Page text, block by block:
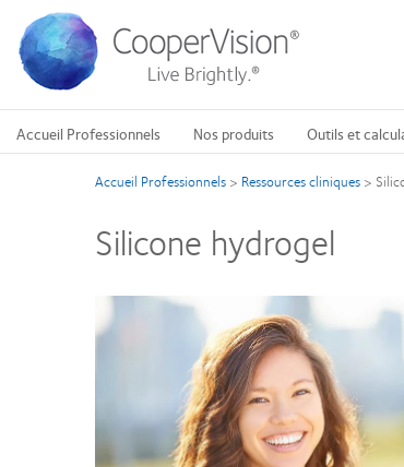
contenu
principal
Accueil Professionnels Nos produits Outils et
Accueil Professionnels > Ressources cliniques >
Silicone hydrogel